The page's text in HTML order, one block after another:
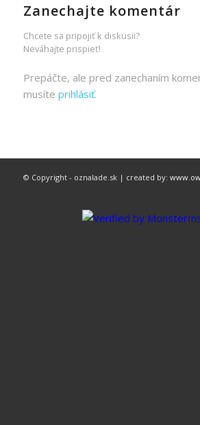
Zanechajte komentár
Chcete sa pripojiť k diskusii?
Neváhajte prispieť!
Prepáčte, ale pred zanechaním
musíte prihlásiť.
© Copyright - oznalade.sk | created by: